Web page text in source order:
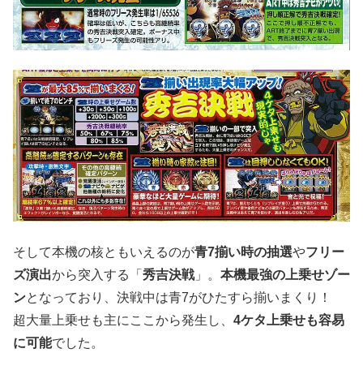
そして本機の核ともいえるのが青7揃い時の抽選やフリー
ズ演出から突入する「 秀吉決戦」。 本機最強の上乗せゾー
ンとなっており、決戦中は青7がひたすら揃いまくり！
超大量上乗せも主にここから発生し、 4ケタ上乗せも容易
に可能でした。